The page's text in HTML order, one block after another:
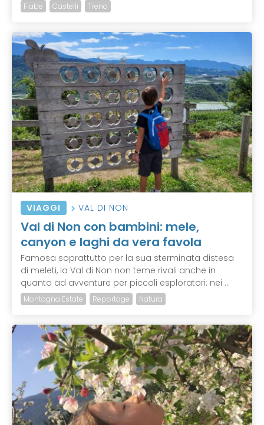
Fiabe Castelli Treno
VIAGGI VAL DI NON
Val di Non con bambini: mele,
canyon e laghi da vera favola
Famosa soprattutto per la sua sterminata distesa
di meleti, la Val di Non non teme rivali anche in
quanto ad avventure per piccoli esploratori: nei ...
Montagna Estate Reportage Natura